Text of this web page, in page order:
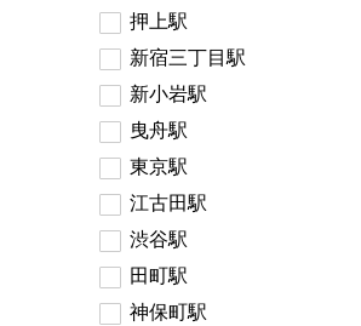
押上駅
新宿三丁目駅
新小岩駅
曳舟駅
東京駅
江古田駅
渋谷駅
田町駅
神保町駅